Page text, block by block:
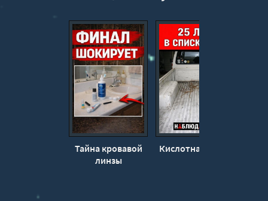
Тайна кровавой
линзы
Кислотная месть